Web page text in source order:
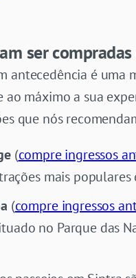
ser
antecedência é
ao máximo a sua
que nós
(compre ingressos
mais populares
(compre ingressos
no Parque das